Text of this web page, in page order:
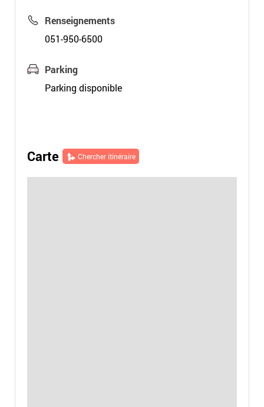
Renseignements
051-950-6500
Parking
Parking disponible
Carte Chercher itinéraire